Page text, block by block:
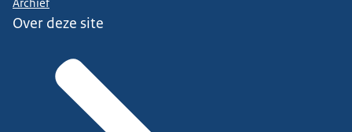
Over deze site